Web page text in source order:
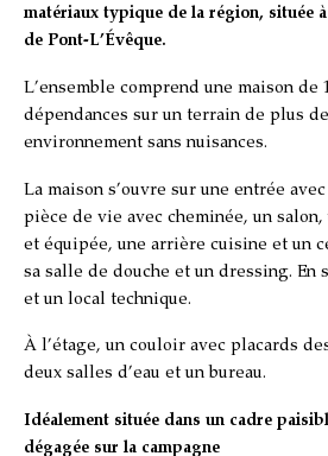
matériaux typique de la région, située
de Pont-L’Évêque.
L’ensemble comprend une maison de
dépendances sur un terrain de plus
environnement sans nuisances.
La maison s’ouvre sur une entrée
pièce de vie avec cheminée, un
et équipée, une arrière cuisine et un
sa salle de douche et un dressing. En
et un local technique.
À l’étage, un couloir avec placards
deux salles d’eau et un bureau.
Idéalement située dans un cadre
dégagée sur la campagne